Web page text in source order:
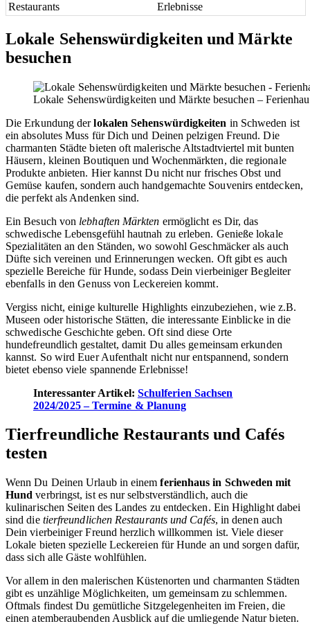
Restaurants Erlebnisse
Lokale Sehenswürdigkeiten und Märkte
besuchen
Lokale Sehenswürdigkeiten und Märkte besuchen –
Die Erkundung derlokalen Sehenswürdigkeiten in Schweden ist
ein absolutes Muss für Dich und Deinen pelzigen Freund. Die
charmanten Städte bieten oft malerische Altstadtviertel mit bunten
Häusern, kleinen Boutiquen und Wochenmärkten, die regionale
Produkte anbieten. Hier kannst Du nicht nur frisches Obst und
Gemüse kaufen, sondern auch handgemachte Souvenirs entdecken,
die perfekt als Andenken sind.
Ein Besuch von lebhaften Märkten ermöglicht es Dir, das
schwedische Lebensgefühl hautnah zu erleben. Genieße lokale
Spezialitäten an den Ständen, wo sowohl Geschmäcker als auch
Düfte sich vereinen und Erinnerungen wecken. Oft gibt es auch
spezielle Bereiche für Hunde, sodass Dein vierbeiniger Begleiter
ebenfalls in den Genuss von Leckereien kommt.
Vergiss nicht, einige kulturelle Highlights einzubeziehen, wie z.B.
Museen oder historische Stätten, die interessante Einblicke in die
schwedische Geschichte geben. Oft sind diese Orte
hundefreundlich gestaltet, damit Du alles gemeinsam erkunden
kannst. So wird Euer Aufenthalt nicht nur entspannend, sondern
bietet ebenso viele spannende Erlebnisse!
Interessanter Artikel: Schulferien Sachsen
2024/2025 – Termine & Planung
Tierfreundliche Restaurants und Cafés
testen
Wenn Du Deinen Urlaub in einemferienhaus in Schweden mit
Hund verbringst, ist es nur selbstverständlich, auch die
kulinarischen Seiten des Landes zu entdecken. Ein Highlight dabei
sind die tierfreundlichen Restaurants und Cafés, in denen auch
Dein vierbeiniger Freund herzlich willkommen ist. Viele dieser
Lokale bieten spezielle Leckereien für Hunde an und sorgen dafür,
dass sich alle Gäste wohlfühlen.
Vor allem in den malerischen Küstenorten und charmanten Städten
gibt es unzählige Möglichkeiten, um gemeinsam zu schlemmen.
Oftmals findest Du gemütliche Sitzgelegenheiten im Freien, die
einen atemberaubenden Ausblick auf die umliegende Natur bieten.